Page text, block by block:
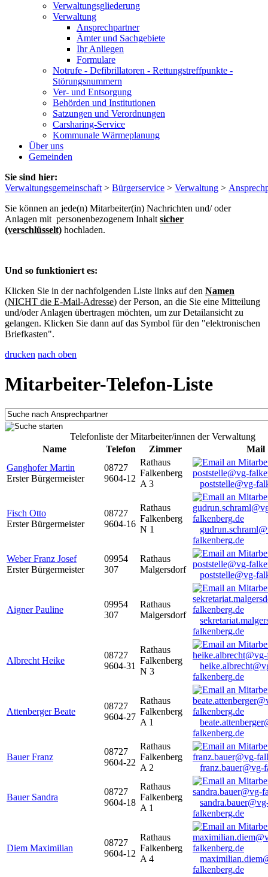
Verwaltungsgliederung
Verwaltung
Ansprechpartner
Ämter und Sachgebiete
Ihr Anliegen
Formulare
Notrufe - Defibrillatoren - Rettungstreffpunkte -
Störungsnummern
Ver- und Entsorgung
Behörden und Institutionen
Satzungen und Verordnungen
Carsharing-Service
Kommunale Wärmeplanung
Über uns
Gemeinden
Sie sind hier:
Verwaltungsgemeinschaft > Bürgerservice > Verwaltung >
Sie können an jede(n) Mitarbeiter(in) Nachrichten und/ oder
Anlagen mit personenbezogenem Inhalt sicher
(verschlüsselt) hochladen.
Und so funktioniert es:
Klicken Sie in der nachfolgenden Liste links auf den Namen
(NICHT die E-Mail-Adresse) der Person, an die Sie eine Mitteilung
und/oder Anlagen übertragen möchten, um zur Detailansicht zu
gelangen. Klicken Sie dann auf das Symbol für den "elektronischen
Briefkasten".
drucken nach oben
Mitarbeiter-Telefon-Liste
Telefonliste der Mitarbeiter/innen der Verwaltung
Name
Telefon Zimmer
Mail
Ganghofer Martin
Erster Bürgermeister
08727
9604-12
Rathaus
Falkenberg
A 3
poststelle@vg-
Fisch Otto
Erster Bürgermeister
08727
9604-16
Rathaus
Falkenberg
N 1
falkenberg.de
Weber Franz Josef
Erster Bürgermeister
09954
307
Rathaus
Malgersdorf
poststelle@vg-
Aigner Pauline
09954
307
Rathaus
Malgersdorf
falkenberg.de
Albrecht Heike
08727
9604-31
Rathaus
Falkenberg
N 3
falkenberg.de
Attenberger Beate
08727
9604-27
Rathaus
Falkenberg
A 1
falkenberg.de
Bauer Franz
08727
9604-22
Rathaus
Falkenberg
A 2
franz.bauer@vg-
Bauer Sandra
08727
9604-18
Rathaus
Falkenberg
A 1
falkenberg.de
Diem Maximilian
08727
9604-12
Rathaus
Falkenberg
A 4
falkenberg.de